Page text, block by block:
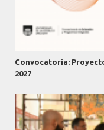
Convocatoria:
2027